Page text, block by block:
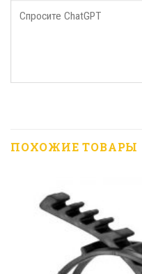
ПОХОЖИЕ ТОВАРЫ